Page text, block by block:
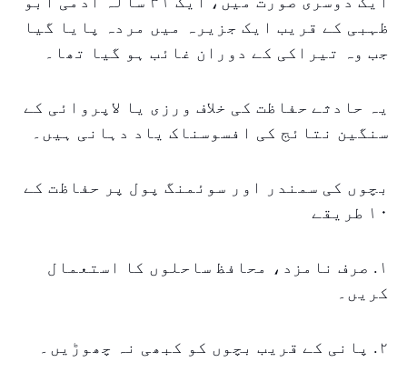
ظہبی کے قریب ایک جزیرہ میں مردہ پایا گیا
جب وہ تیراکی کے دوران غائب ہو گیا تھا۔
یہ حادثے حفاظت کی خلاف ورزی یا لاپروائی کے
سنگین نتائج کی افسوسناک یاد دہانی ہیں۔
بچوں کی سمندر اور سوئمنگ پول پر حفاظت کے
۱۰ طریقے
۱. صرف نامزد، محافظ ساحلوں کا استعمال
کریں۔
۲. پانی کے قریب بچوں کو کبھی نہ چھوڑیں۔